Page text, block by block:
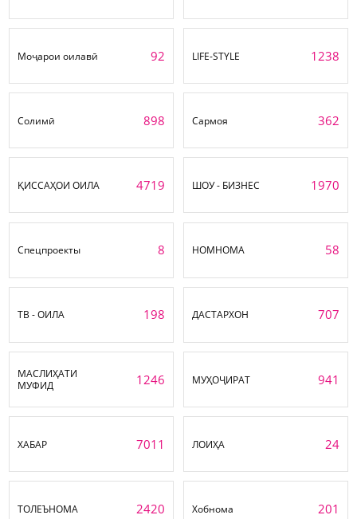
Моҷарои оилавӣ 92 LIFE-STYLE 1238
Солимӣ 898 Сармоя 362
ҚИССАҲОИ ОИЛА 4719 ШОУ - БИЗНЕС 1970
Спецпроекты 8 НОМНОМА 58
ТВ - ОИЛА 198 ДАСТАРХОН 707
МАСЛИҲАТИ
МУФИД
1246 МУҲОҶИРАТ 941
ХАБАР 7011 ЛОИҲА 24
ТОЛЕЪНОМА 2420 Хобнома 201